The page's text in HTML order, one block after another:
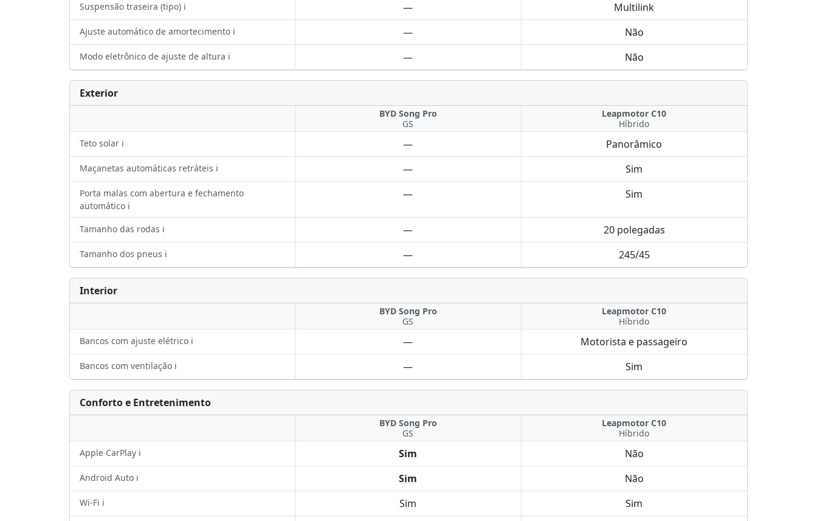
Suspensão traseira (tipo) ℹ️ — Multilink
Ajuste automático de amortecimento ℹ️ — Não
Modo eletrônico de ajuste de altura ℹ️ — Não
Exterior
BYD Song Pro
GS
Leapmotor C10
Híbrido
Teto solar ℹ️
— Panorâmico
Maçanetas automáticas retráteis ℹ️ — Sim
Porta malas com abertura e fechamento
automático ℹ️
— Sim
Tamanho das rodas ℹ️ — 20 polegadas
Tamanho dos pneus ℹ️ — 245/45
Interior
BYD Song Pro
GS
Leapmotor C10
Híbrido
Bancos com ajuste elétrico ℹ️
— Motorista e passageiro
Bancos com ventilação ℹ️ — Sim
Conforto e Entretenimento
BYD Song Pro
GS
Leapmotor C10
Híbrido
Apple CarPlay ℹ️
Sim Não
Android Auto ℹ️ Sim Não
Wi-Fi ℹ️ Sim Sim